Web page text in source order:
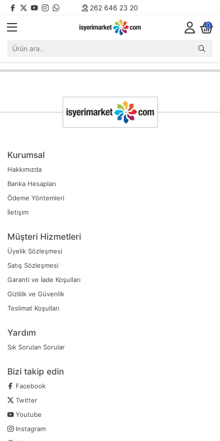
262 646 23 20
0
Kurumsal
Hakkımızda
Banka Hesapları
Ödeme Yöntemleri
İletişim
Müşteri Hizmetleri
Üyelik Sözleşmesi
Satış Sözleşmesi
Garanti ve İade Koşulları
Gizlilik ve Güvenlik
Teslimat Koşulları
Yardım
Sık Sorulan Sorular
Bizi takip edin
Facebook
Twitter
Youtube
Instagram